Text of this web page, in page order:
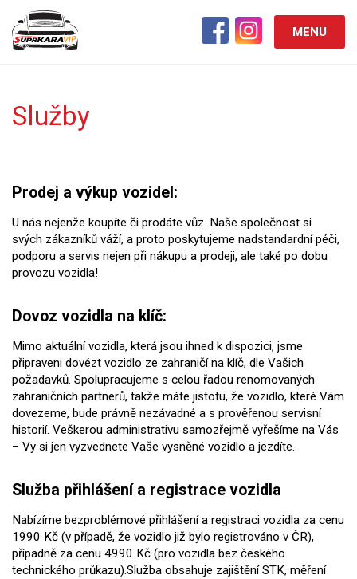
MENU
Služby
Prodej a výkup vozidel:
U nás nejenže koupíte či prodáte vůz. Naše společnost si
svých zákazníků váží, a proto poskytujeme nadstandardní péči,
podporu a servis nejen při nákupu a prodeji, ale také po dobu
provozu vozidla!
Dovoz vozidla na klíč:
Mimo aktuální vozidla, která jsou ihned k dispozici, jsme
připraveni dovézt vozidlo ze zahraničí na klíč, dle Vašich
požadavků. Spolupracujeme s celou řadou renomovaných
zahraničních partnerů, takže máte jistotu, že vozidlo, které Vám
dovezeme, bude právně nezávadné a s prověřenou servisní
historií. Veškerou administrativu samozřejmě vyřešíme na Vás
– Vy si jen vyzvednete Vaše vysněné vozidlo a jezdíte.
Služba přihlášení a registrace vozidla
Nabízíme bezproblémové přihlášení a registraci vozidla za cenu
1990 Kč (v případě, že vozidlo již bylo registrováno v ČR),
případně za cenu 4990 Kč (pro vozidla bez českého
technického průkazu).Služba obsahuje zajištění STK, měření